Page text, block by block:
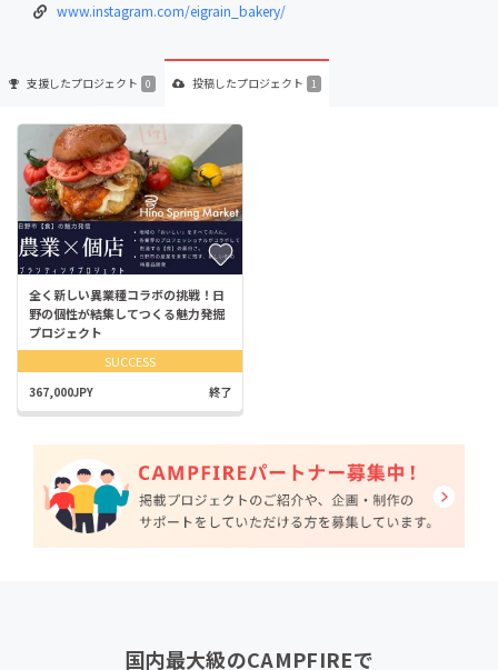
www.instagram.com/eigrain_bakery/
支援したプロジェクト 0 投稿したプロジェクト 1
全く新しい異業種コラボの挑戦！日
野の個性が結集してつくる魅力発掘
プロジェクト
SUCCESS
367,000JPY 終了
国内最大級のCAMPFIREで